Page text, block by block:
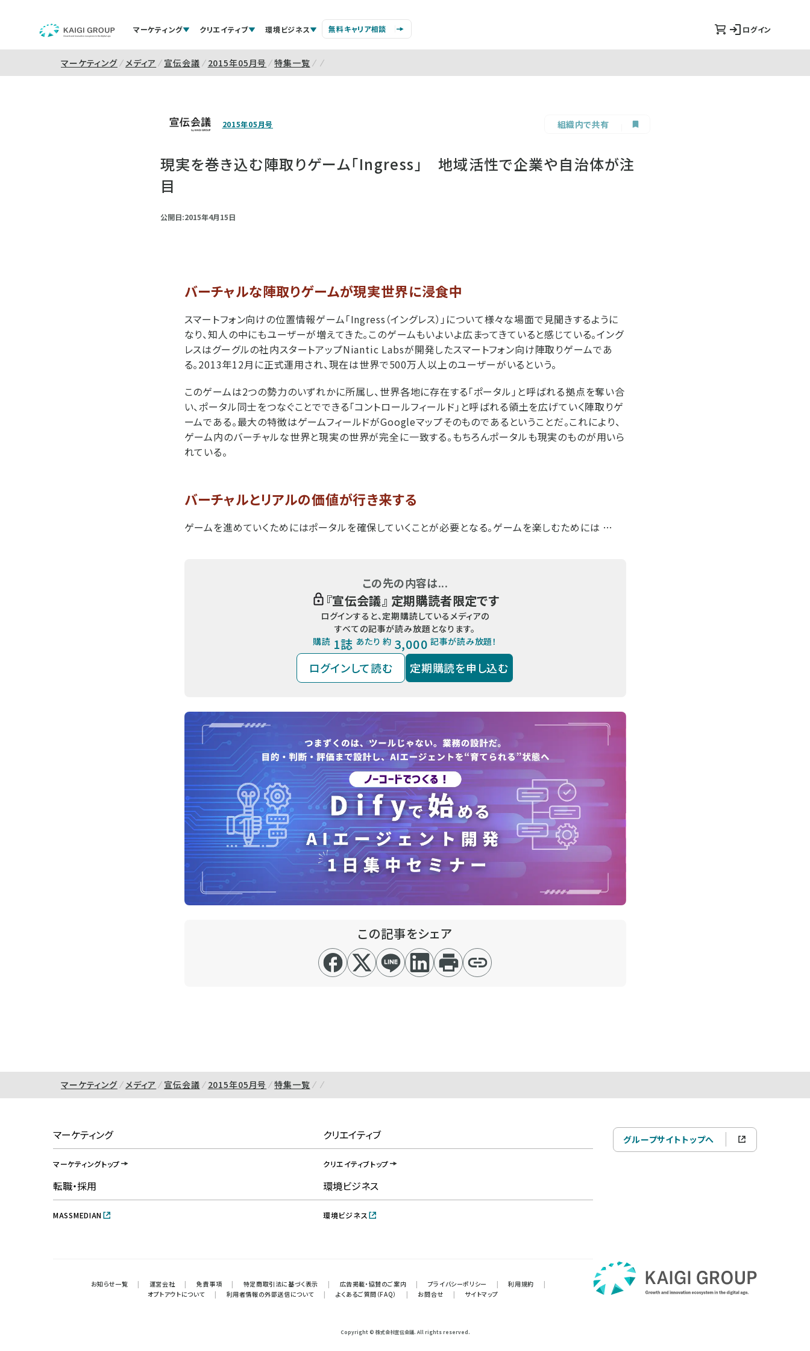
マーケティング クリエイティブ 環境ビジネス 無料キャリア相談 ログイン
マーケティング メディア 宣伝会議 2015年05月号 特集一覧
2015年05月号 組織内で共有
現実を巻き込む陣取りゲーム「Ingress」 地域活性で企業や自治体が注
目
公開日:2015年4月15日
バーチャルな陣取りゲームが現実世界に浸食中
スマートフォン向けの位置情報ゲーム「Ingress（イングレス）」について様々な場面で見聞きするように
なり、知人の中にもユーザーが増えてきた。このゲームもいよいよ広まってきていると感じている。イング
レスはグーグルの社内スタートアップNiantic Labsが開発したスマートフォン向け陣取りゲームであ
る。2013年12月に正式運用され、現在は世界で500万人以上のユーザーがいるという。
このゲームは2つの勢力のいずれかに所属し、世界各地に存在する「ポータル」と呼ばれる拠点を奪い合
い、ポータル同士をつなぐことでできる「コントロールフィールド」と呼ばれる領土を広げていく陣取りゲ
ームである。最大の特徴はゲームフィールドがGoogleマップそのものであるということだ。これにより、
ゲーム内のバーチャルな世界と現実の世界が完全に一致する。もちろんポータルも現実のものが用いら
れている。
バーチャルとリアルの価値が行き来する
ゲームを進めていくためにはポータルを確保していくことが必要となる。ゲームを楽しむためには …
この先の内容は...
『宣伝会議』 定期購読者限定です
ログインすると、定期購読しているメディアの
すべての記事が読み放題となります。
購読 1誌 あたり 約 3,000 記事が読み放題！
ログインして読む 定期購読を申し込む
この記事をシェア
マーケティング メディア 宣伝会議 2015年05月号 特集一覧
マーケティング
マーケティングトップ
クリエイティブ
クリエイティブトップ
転職・採用
MASSMEDIAN
環境ビジネス
環境ビジネス
お知らせ一覧 | 運営会社 | 免責事項 | 特定商取引法に基づく表示 | 広告掲載・協賛のご案内 | プライバシーポリシー | 利用規約
|
オプトアウトについて
| 利用者情報の外部送信について | よくあるご質問（FAQ） | お問合せ | サイトマップ
グループサイトトップへ
Copyright © 株式会社宣伝会議. All rights reserved.